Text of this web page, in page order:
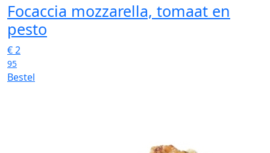
Focaccia mozzarella, tomaat en
pesto
€2
95
Bestel